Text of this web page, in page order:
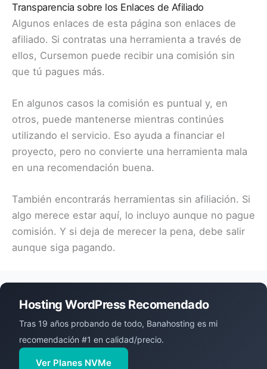
Transparencia sobre los Enlaces de Afiliado
Algunos enlaces de esta página son enlaces de
afiliado. Si contratas una herramienta a través de
ellos, Cursemon puede recibir una comisión sin
que tú pagues más.
En algunos casos la comisión es puntual y, en
otros, puede mantenerse mientras continúes
utilizando el servicio. Eso ayuda a financiar el
proyecto, pero no convierte una herramienta mala
en una recomendación buena.
También encontrarás herramientas sin afiliación. Si
algo merece estar aquí, lo incluyo aunque no pague
comisión. Y si deja de merecer la pena, debe salir
aunque siga pagando.
Hosting WordPress Recomendado
Tras 19 años probando de todo, Banahosting es mi
recomendación #1 en calidad/precio.
Ver Planes NVMe